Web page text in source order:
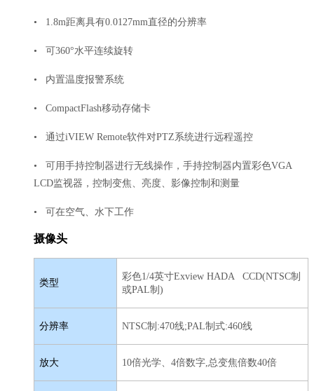
• 1.8m距离具有0.0127mm直径的分辨率
• 可360°水平连续旋转
• 内置温度报警系统
• CompactFlash移动存储卡
• 通过iVIEW Remote软件对PTZ系统进行远程遥控
• 可用手持控制器进行无线操作，手持控制器内置彩色VGA
LCD监视器，控制变焦、亮度、影像控制和测量
• 可在空气、水下工作
摄像头
类型
彩色1/4英寸Exview HADA CCD(NTSC制
或PAL制)
分辨率 NTSC制:470线;PAL制式:460线
放大 10倍光学、4倍数字,总变焦倍数40倍